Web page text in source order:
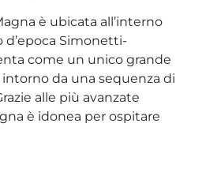
è ubicata all’interno
d’epoca Simonetti-
come un unico grande
da una sequenza di
alle più avanzate
è idonea per ospitare